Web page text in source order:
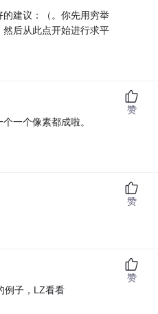
建议：（。你先用穷举
后从此点开始进行求平
一个像素都成啦。
赞
赞
例子，LZ看看
赞